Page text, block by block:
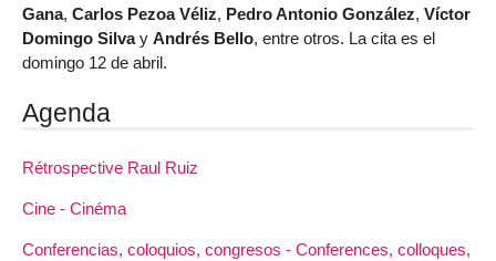
Gana, Carlos Pezoa Véliz, Pedro Antonio González, Víctor
Domingo Silvay Andrés Bello, entre otros. La cita es el
domingo 12 de abril.
Agenda
Rétrospective Raul Ruiz
Cine - Cinéma
Conferencias, coloquios, congresos - Conferences, colloques,